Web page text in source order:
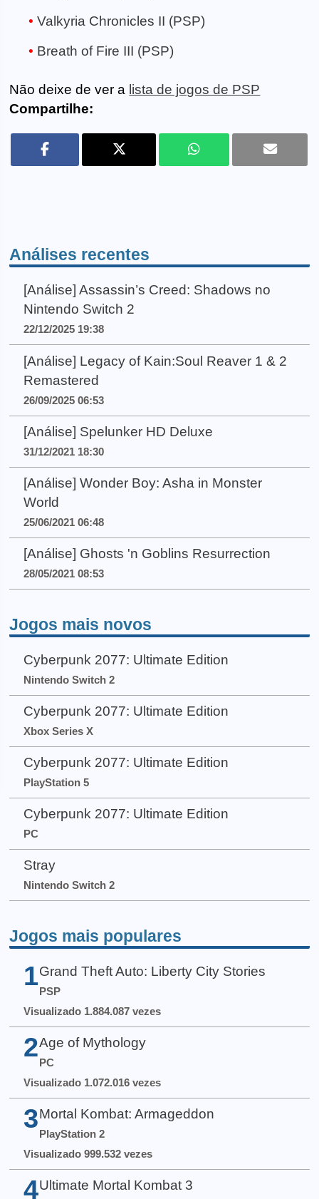
Valkyria Chronicles II (PSP)
Breath of Fire III (PSP)
Não deixe de ver a lista de jogos de PSP
Compartilhe:
Análises recentes
[Análise] Assassin’s Creed: Shadows no
Nintendo Switch 2
22/12/2025 19:38
[Análise] Legacy of Kain:Soul Reaver 1 & 2
Remastered
26/09/2025 06:53
[Análise] Spelunker HD Deluxe
31/12/2021 18:30
[Análise] Wonder Boy: Asha in Monster
World
25/06/2021 06:48
[Análise] Ghosts 'n Goblins Resurrection
28/05/2021 08:53
Jogos mais novos
Cyberpunk 2077: Ultimate Edition
Nintendo Switch 2
Cyberpunk 2077: Ultimate Edition
Xbox Series X
Cyberpunk 2077: Ultimate Edition
PlayStation 5
Cyberpunk 2077: Ultimate Edition
PC
Stray
Nintendo Switch 2
Jogos mais populares
1 Grand Theft Auto: Liberty City Stories
PSP
Visualizado 1.884.087 vezes
2 Age of Mythology
PC
Visualizado 1.072.016 vezes
3 Mortal Kombat: Armageddon
PlayStation 2
Visualizado 999.532 vezes
4 Ultimate Mortal Kombat 3